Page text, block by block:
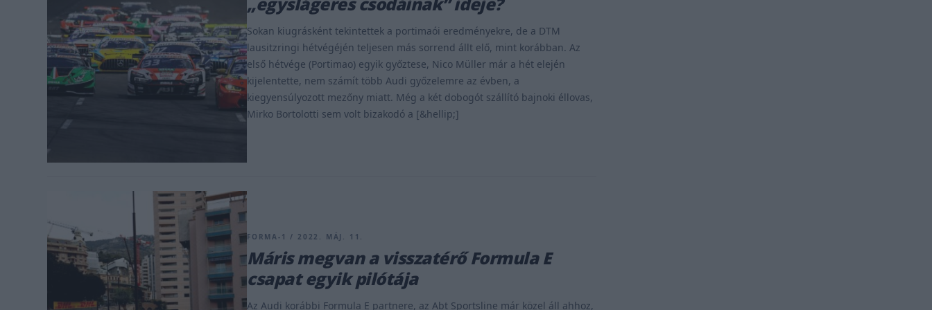
Sokan kiugrásként tekintettek a portimaói eredményekre, de a DTM
lausitzringi hétvégéjén teljesen más sorrend állt elő, mint korábban. Az
első hétvége (Portimao) egyik győztese, Nico Müller már a hét elején
kijelentette, nem számít több Audi győzelemre az évben, a
kiegyensúlyozott mezőny miatt. Még a két dobogót szállító bajnoki éllovas,
Mirko Bortolotti sem volt bizakodó a [&hellip;]
FORMA-1 / 2022. MÁJ. 11.
Máris megvan a visszatérő Formula E
csapat egyik pilótája
Az Audi korábbi Formula E partnere, az Abt Sportsline már közel áll ahhoz,